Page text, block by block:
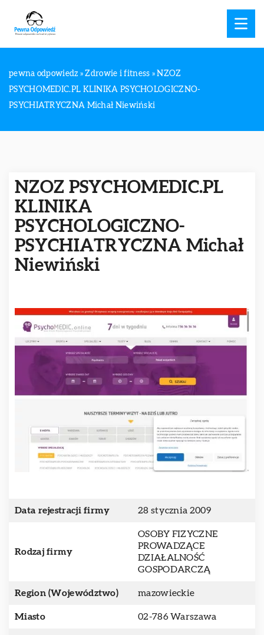
pewna odpowiedz »Zdrowie i fitness »NZOZ
PSYCHOMEDIC.PL KLINIKA PSYCHOLOGICZNO-
PSYCHIATRYCZNA Michał Niewiński
NZOZ PSYCHOMEDIC.PL
KLINIKA
PSYCHOLOGICZNO-
PSYCHIATRYCZNA Michał
Niewiński
Data rejestracji firmy 28 stycznia 2009
Rodzaj firmy
OSOBY FIZYCZNE
PROWADZĄCE
DZIAŁALNOŚĆ
GOSPODARCZĄ
Region (Województwo) mazowieckie
Miasto 02-786 Warszawa